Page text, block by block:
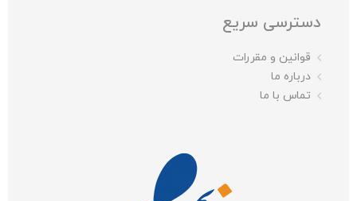
دسترسی سریع
قوانین و مقررات
درباره ما
تماس با ما